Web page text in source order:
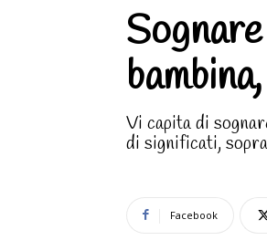
Vi capita di
di significati,
Facebook